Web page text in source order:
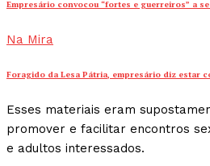
Empresário convocou “fortes e guerreiros” a se
Na Mira
Foragido da Lesa Pátria, empresário diz estar
Esses materiais eram
promover e facilitar encontros
e adultos interessados.